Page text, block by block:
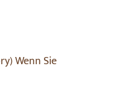
Wenn Sie